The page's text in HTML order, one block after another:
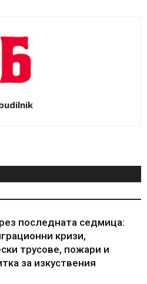
последната седмица:
кризи,
трусове, пожари и
за изкуствения